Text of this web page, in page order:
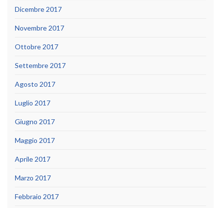
Dicembre 2017
Novembre 2017
Ottobre 2017
Settembre 2017
Agosto 2017
Luglio 2017
Giugno 2017
Maggio 2017
Aprile 2017
Marzo 2017
Febbraio 2017